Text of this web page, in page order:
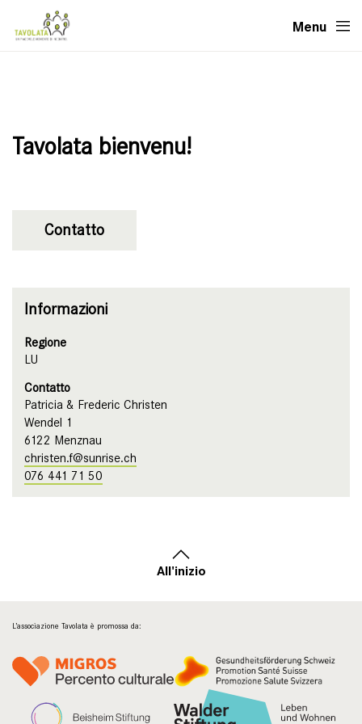
Menu
Tavolata bienvenu!
Contatto
Informazioni
Regione
LU
Contatto
Patricia & Frederic Christen
Wendel 1
6122 Menznau
christen.f@sunrise.ch
076 441 71 50
All'inizio
L’associazione Tavolata è promossa da: